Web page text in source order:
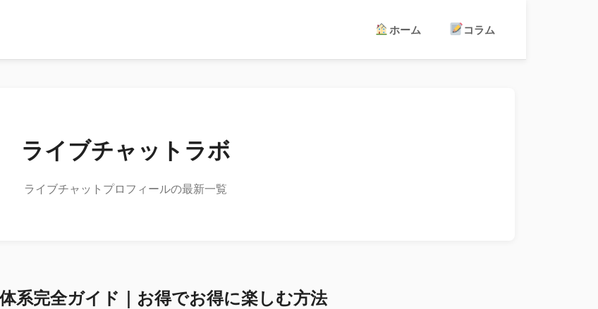
ホーム コラム
ライブチャットラボ
ライブチャットプロフィールの最新一覧
系完全ガイド｜お得でお得に楽しむ方法